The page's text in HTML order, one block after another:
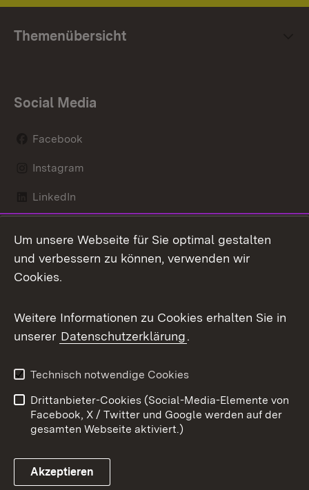
Themenübersicht
Social Media
Facebook
Instagram
LinkedIn
X / Twitter
Youtube
Link zum Landesportal
Kontakt
Datenschutz
Barrierefreiheit
Impressum
Cookies
Um unsere Webseite für Sie optimal gestalten
und verbessern zu können, verwenden wir
Cookies.
Weitere Informationen zu Cookies erhalten Sie in
unserer Datenschutzerklärung.
Technisch notwendige Cookies
Drittanbieter-Cookies (Social-Media-Elemente von
Facebook, X / Twitter und Google werden auf der
gesamten Webseite aktiviert.)
Akzeptieren